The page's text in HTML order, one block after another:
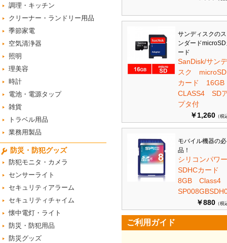
調理・キッチン
クリーナー・ランドリー用品
季節家電
空気清浄器
照明
理美容
時計
電池・電源タップ
雑貨
トラベル用品
業務用製品
防災・防犯グッズ
防犯モニタ・カメラ
センサーライト
セキュリティアラーム
セキュリティチャイム
懐中電灯・ライト
防災・防犯用品
防災グッズ
サンディスクの
ンダード
ード
SanDisk/サン
スク
カード
CLASS4 SD
プタ付
￥1,260 （税
モバイル機器の
品！
シリコンパ
SDHCカード
8GB
￥880 （税
ご利用ガイド